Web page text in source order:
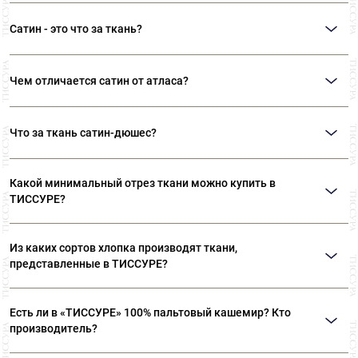
Сатин - это что за ткань?
хлопка. Имеет гладкую лицевую сторону и матовую изнаночную.
Чем отличается сатин от атласа?
(атласное) переплетение. Сатин производят из хлопка, атлас – из шелка
или его синтетических аналогов.
Что за ткань сатин-дюшес?
Используют для корсетов, вечерних платьев. «Дюшес» - от
«Дукесса» (итал. Duchessa) — это итальянское слово, означающее
«герцогиня».
Какой минимальный отрез ткани можно купить в
ТИССУРЕ?
Из каких сортов хлопка производят ткани,
представленные в ТИССУРЕ?
лучших сортов длинноволокнистого хлопка: Sea Island,
Giza, Tana Low, Supima
Есть ли в «ТИССУРЕ» 100% пальтовый кашемир? Кто
производитель?